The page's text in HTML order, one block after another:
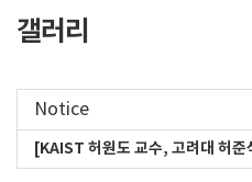
갤러리
Notice
[KAIST 허원도 교수, 고려대 허